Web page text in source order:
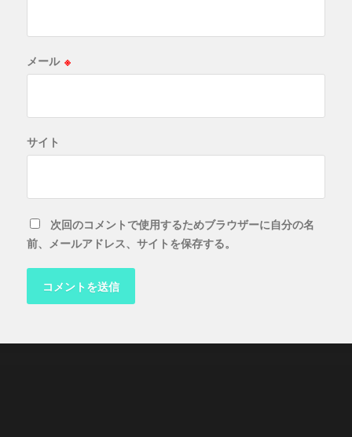
メール ※
サイト
次回のコメントで使用するためブラウザーに自分の名
前、メールアドレス、サイトを保存する。